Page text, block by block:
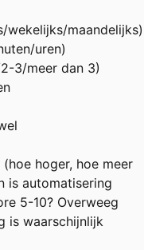
wekelijks/maandelijks)
uren)
3/meer dan 3)
hoger, hoe meer
is automatisering
5-10? Overweeg
is waarschijnlijk